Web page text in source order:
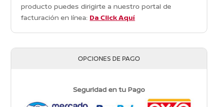
producto puedes dirigirte a nuestro portal de
facturación en línea: Da Click Aquí
OPCIONES DE PAGO
Seguridad en tu Pago